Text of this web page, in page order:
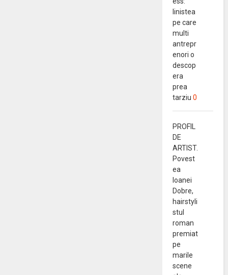
linistea
pe care
multi
antrepr
enori o
descop
era
prea
tarziu 0
PROFIL
DE
ARTIST.
Povest
ea
Ioanei
Dobre,
hairstyli
stul
roman
premiat
pe
marile
scene